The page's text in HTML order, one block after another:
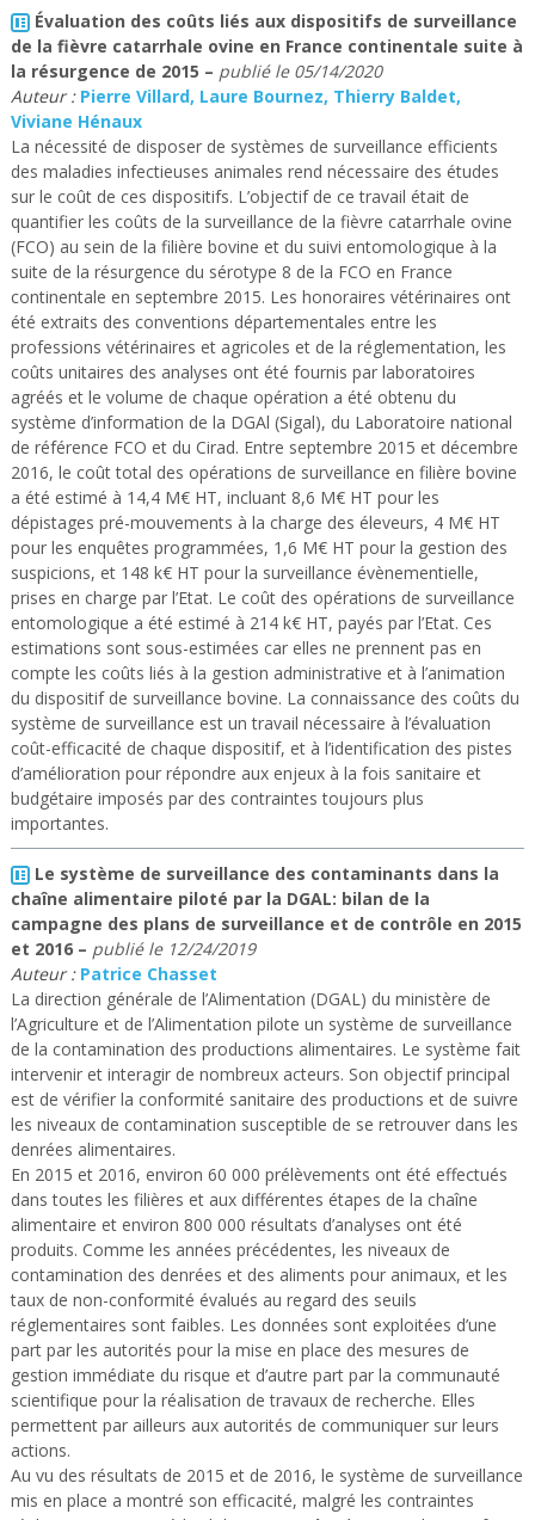
Évaluation des coûts liés aux dispositifs de surveillance
de la fièvre catarrhale ovine en France continentale suite à
la résurgence de 2015 – publié le 05/14/2020
Auteur : Pierre Villard, Laure Bournez, Thierry Baldet,
Viviane Hénaux
La nécessité de disposer de systèmes de surveillance efficients
des maladies infectieuses animales rend nécessaire des études
sur le coût de ces dispositifs. L’objectif de ce travail était de
quantifier les coûts de la surveillance de la fièvre catarrhale ovine
(FCO) au sein de la filière bovine et du suivi entomologique à la
suite de la résurgence du sérotype 8 de la FCO en France
continentale en septembre 2015. Les honoraires vétérinaires ont
été extraits des conventions départementales entre les
professions vétérinaires et agricoles et de la réglementation, les
coûts unitaires des analyses ont été fournis par laboratoires
agréés et le volume de chaque opération a été obtenu du
système d’information de la DGAl (Sigal), du Laboratoire national
de référence FCO et du Cirad. Entre septembre 2015 et décembre
2016, le coût total des opérations de surveillance en filière bovine
a été estimé à 14,4 M€ HT, incluant 8,6 M€ HT pour les
dépistages pré-mouvements à la charge des éleveurs, 4 M€ HT
pour les enquêtes programmées, 1,6 M€ HT pour la gestion des
suspicions, et 148 k€ HT pour la surveillance évènementielle,
prises en charge par l’Etat. Le coût des opérations de surveillance
entomologique a été estimé à 214 k€ HT, payés par l’Etat. Ces
estimations sont sous-estimées car elles ne prennent pas en
compte les coûts liés à la gestion administrative et à l’animation
du dispositif de surveillance bovine. La connaissance des coûts du
système de surveillance est un travail nécessaire à l’évaluation
coût-efficacité de chaque dispositif, et à l’identification des pistes
d’amélioration pour répondre aux enjeux à la fois sanitaire et
budgétaire imposés par des contraintes toujours plus
importantes.
Le système de surveillance des contaminants dans la
chaîne alimentaire piloté par la DGAL: bilan de la
campagne des plans de surveillance et de contrôle en 2015
et 2016 – publié le 12/24/2019
Auteur : Patrice Chasset
La direction générale de l’Alimentation (DGAL) du ministère de
l’Agriculture et de l’Alimentation pilote un système de surveillance
de la contamination des productions alimentaires. Le système fait
intervenir et interagir de nombreux acteurs. Son objectif principal
est de vérifier la conformité sanitaire des productions et de suivre
les niveaux de contamination susceptible de se retrouver dans les
denrées alimentaires.
En 2015 et 2016, environ 60 000 prélèvements ont été effectués
dans toutes les filières et aux différentes étapes de la chaîne
alimentaire et environ 800 000 résultats d’analyses ont été
produits. Comme les années précédentes, les niveaux de
contamination des denrées et des aliments pour animaux, et les
taux de non-conformité évalués au regard des seuils
réglementaires sont faibles. Les données sont exploitées d’une
part par les autorités pour la mise en place des mesures de
gestion immédiate du risque et d’autre part par la communauté
scientifique pour la réalisation de travaux de recherche. Elles
permettent par ailleurs aux autorités de communiquer sur leurs
actions.
Au vu des résultats de 2015 et de 2016, le système de surveillance
mis en place a montré son efficacité, malgré les contraintes